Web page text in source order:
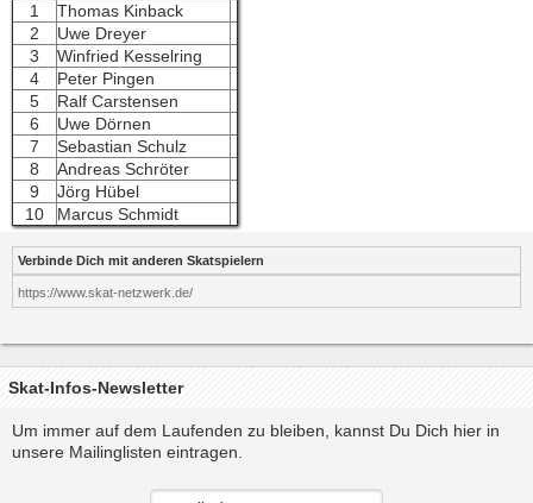
1
Thomas Kinback
2
Uwe Dreyer
3
Winfried Kesselring
4
Peter Pingen
5
Ralf Carstensen
6
Uwe Dörnen
7
Sebastian Schulz
8
Andreas Schröter
9
Jörg Hübel
10
Marcus Schmidt
Verbinde Dich mit anderen Skatspielern
https://www.skat-netzwerk.de/
Skat-Infos-Newsletter
Um immer auf dem Laufenden zu bleiben, kannst Du Dich hier in
unsere Mailinglisten eintragen.